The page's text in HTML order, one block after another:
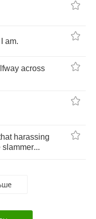
am.
across
harassing
slammer...